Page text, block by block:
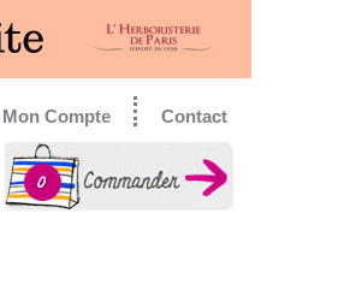
Contact
Mon Compte
0